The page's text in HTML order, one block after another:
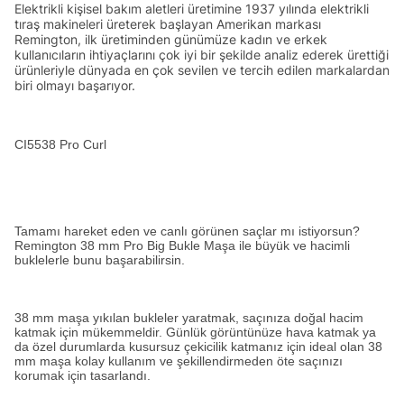
Elektrikli kişisel bakım aletleri üretimine 1937 yılında elektrikli
tıraş makineleri üreterek başlayan Amerikan markası
Remington, ilk üretiminden günümüze kadın ve erkek
kullanıcıların ihtiyaçlarını çok iyi bir şekilde analiz ederek ürettiği
ürünleriyle dünyada en çok sevilen ve tercih edilen markalardan
biri olmayı başarıyor.
CI5538 Pro Curl
Tamamı hareket eden ve canlı görünen saçlar mı istiyorsun?
Remington 38 mm Pro Big Bukle Maşa ile büyük ve hacimli
buklelerle bunu başarabilirsin.
38 mm maşa yıkılan bukleler yaratmak, saçınıza doğal hacim
katmak için mükemmeldir. Günlük görüntünüze hava katmak ya
da özel durumlarda kusursuz çekicilik katmanız için ideal olan 38
mm maşa kolay kullanım ve şekillendirmeden öte saçınızı
korumak için tasarlandı.